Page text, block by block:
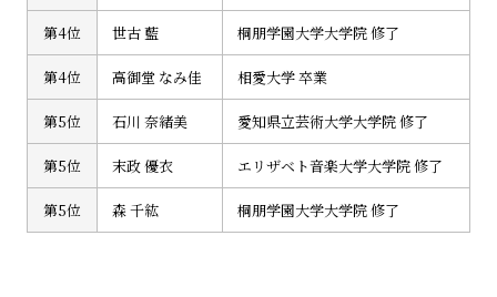
第4位 世古 藍 桐朋学園大学大学院 修了
第4位 高御堂 なみ佳 相愛大学 卒業
第5位 石川 奈緒美 愛知県立芸術大学大学院 修了
第5位 末政 優衣 エリザベト音楽大学大学院 修了
第5位 森 千紘 桐朋学園大学大学院 修了